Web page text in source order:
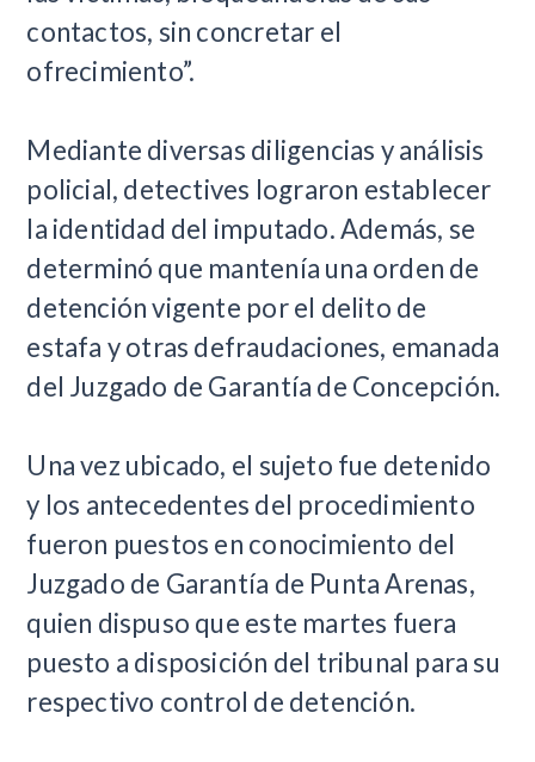
contactos, sin concretar el
ofrecimiento”.
Mediante diversas diligencias y análisis
policial, detectives lograron establecer
la identidad del imputado. Además, se
determinó que mantenía una orden de
detención vigente por el delito de
estafa y otras defraudaciones, emanada
del Juzgado de Garantía de Concepción.
Una vez ubicado, el sujeto fue detenido
y los antecedentes del procedimiento
fueron puestos en conocimiento del
Juzgado de Garantía de Punta Arenas,
quien dispuso que este martes fuera
puesto a disposición del tribunal para su
respectivo control de detención.